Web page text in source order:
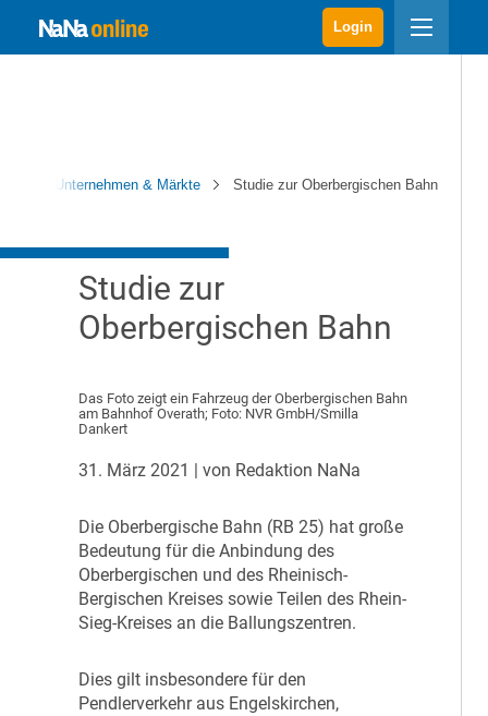
Login
Unternehmen & Märkte Studie zur Oberbergischen Bahn
Studie zur
Oberbergischen Bahn
Das Foto zeigt ein Fahrzeug der Oberbergischen Bahn
am Bahnhof Overath; Foto: NVR GmbH/Smilla
Dankert
31. März 2021 | von Redaktion NaNa
Die Oberbergische Bahn (RB 25) hat große
Bedeutung für die Anbindung des
Oberbergischen und des Rheinisch-
Bergischen Kreises sowie Teilen des Rhein-
Sieg-Kreises an die Ballungszentren.
Dies gilt insbesondere für den
Pendlerverkehr aus Engelskirchen,